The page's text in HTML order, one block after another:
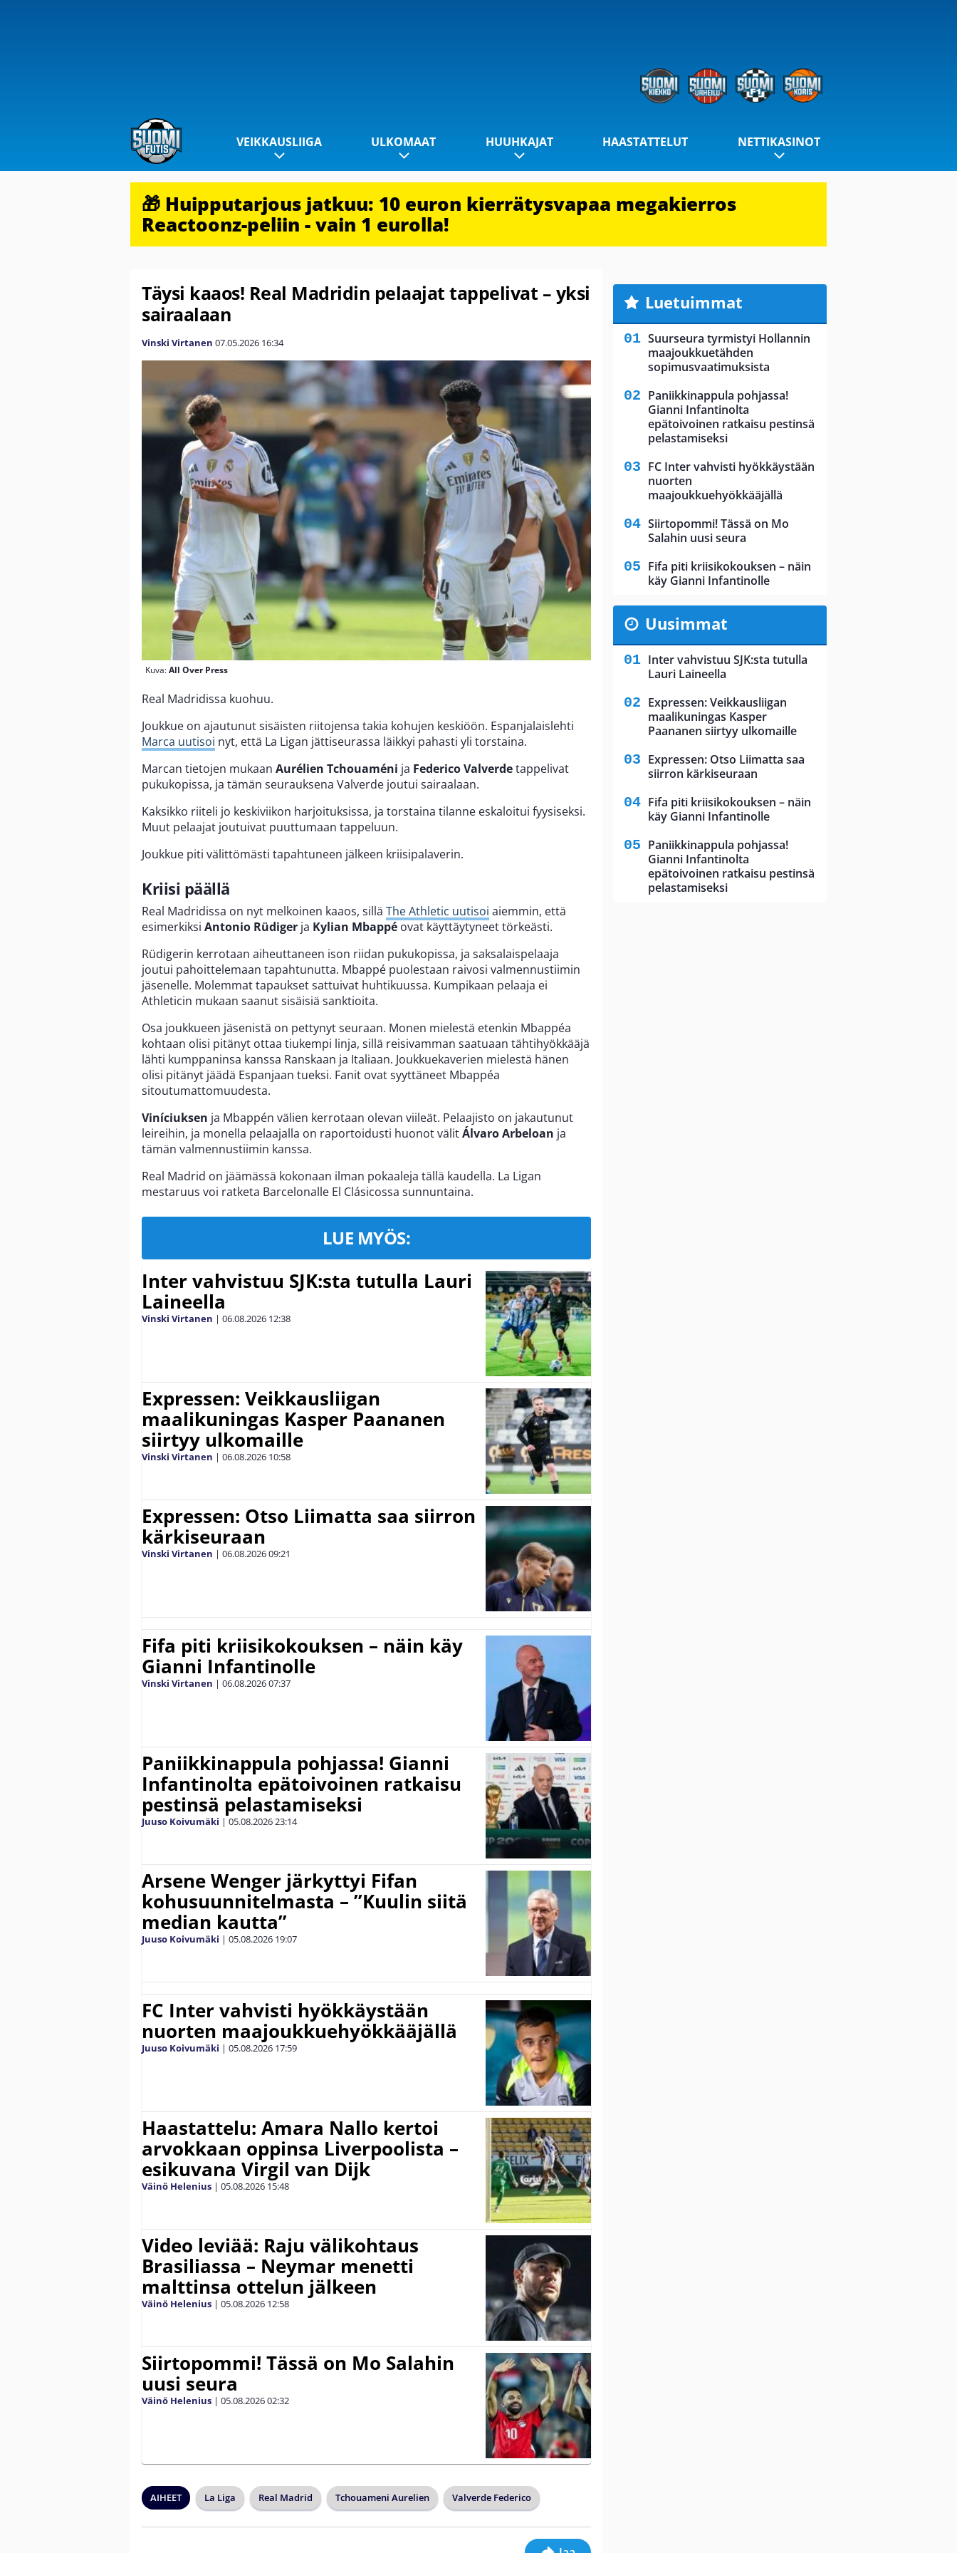
VEIKKAUSLIIGA ULKOMAAT HUUHKAJAT HAASTATTELUT NETTIKASINOT
🎁 Huipputarjous jatkuu: 10 euron kierrätysvapaa megakierros
Reactoonz-peliin - vain 1 eurolla!
Täysi kaaos! Real Madridin pelaajat tappelivat – yksi
sairaalaan
Vinski Virtanen 07.05.2026 16:34
Kuva:All Over Press
Real Madridissa kuohuu.
Joukkue on ajautunut sisäisten riitojensa takia kohujen keskiöön. Espanjalaislehti
Marca uutisoi nyt, että La Ligan jättiseurassa läikkyi pahasti yli torstaina.
Marcan tietojen mukaan Aurélien Tchouaméni ja Federico Valverdetappelivat
pukukopissa, ja tämän seurauksena Valverde joutui sairaalaan.
Kaksikko riiteli jo keskiviikon harjoituksissa, ja torstaina tilanne eskaloitui fyysiseksi.
Muut pelaajat joutuivat puuttumaan tappeluun.
Joukkue piti välittömästi tapahtuneen jälkeen kriisipalaverin.
Kriisi päällä
Real Madridissa on nyt melkoinen kaaos, sillä The Athletic uutisoi aiemmin, että
esimerkiksi Antonio Rüdiger ja Kylian Mbappé ovat käyttäytyneet törkeästi.
Rüdigerin kerrotaan aiheuttaneen ison riidan pukukopissa, ja saksalaispelaaja
joutui pahoittelemaan tapahtunutta. Mbappé puolestaan raivosi valmennustiimin
jäsenelle. Molemmat tapaukset sattuivat huhtikuussa. Kumpikaan pelaaja ei
Athleticin mukaan saanut sisäisiä sanktioita.
Osa joukkueen jäsenistä on pettynyt seuraan. Monen mielestä etenkin Mbappéa
kohtaan olisi pitänyt ottaa tiukempi linja, sillä reisivamman saatuaan tähtihyökkääjä
lähti kumppaninsa kanssa Ranskaan ja Italiaan. Joukkuekaverien mielestä hänen
olisi pitänyt jäädä Espanjaan tueksi. Fanit ovat syyttäneet Mbappéa
sitoutumattomuudesta.
Viníciuksen ja Mbappén välien kerrotaan olevan viileät. Pelaajisto on jakautunut
leireihin, ja monella pelaajalla on raportoidusti huonot välitÁlvaro Arbeloan ja
tämän valmennustiimin kanssa.
Real Madrid on jäämässä kokonaan ilman pokaaleja tällä kaudella. La Ligan
mestaruus voi ratketa Barcelonalle El Clásicossa sunnuntaina.
LUE MYÖS:
Inter vahvistuu SJK:sta tutulla Lauri
Laineella
Vinski Virtanen | 06.08.2026 12:38
Expressen: Veikkausliigan
maalikuningas Kasper Paananen
siirtyy ulkomaille
Vinski Virtanen | 06.08.2026 10:58
Expressen: Otso Liimatta saa siirron
kärkiseuraan
Vinski Virtanen | 06.08.202609:21
Fifa piti kriisikokouksen – näin käy
Gianni Infantinolle
Vinski Virtanen | 06.08.202607:37
Paniikkinappula pohjassa! Gianni
Infantinolta epätoivoinen ratkaisu
pestinsä pelastamiseksi
Juuso Koivumäki | 05.08.202623:14
Arsene Wenger järkyttyi Fifan
kohusuunnitelmasta – ”Kuulin siitä
median kautta”
Juuso Koivumäki | 05.08.2026 19:07
FC Inter vahvisti hyökkäystään
nuorten maajoukkuehyökkääjällä
Juuso Koivumäki | 05.08.2026 17:59
Haastattelu: Amara Nallo kertoi
arvokkaan oppinsa Liverpoolista –
esikuvana Virgil van Dijk
Väinö Helenius | 05.08.2026 15:48
Video leviää: Raju välikohtaus
Brasiliassa – Neymar menetti
malttinsa ottelun jälkeen
Väinö Helenius | 05.08.2026 12:58
Siirtopommi! Tässä on Mo Salahin
uusi seura
Väinö Helenius | 05.08.202602:32
AIHEET La Liga Real Madrid Tchouameni Aurelien Valverde Federico
Luetuimmat
Suurseura tyrmistyi Hollannin
maajoukkuetähden
sopimusvaatimuksista
Paniikkinappula pohjassa!
Gianni Infantinolta
epätoivoinen ratkaisu pestinsä
pelastamiseksi
FC Inter vahvisti hyökkäystään
nuorten
maajoukkuehyökkääjällä
Siirtopommi! Tässä on Mo
Salahin uusi seura
Fifa piti kriisikokouksen – näin
käy Gianni Infantinolle
Uusimmat
Inter vahvistuu SJK:sta tutulla
Lauri Laineella
Expressen: Veikkausliigan
maalikuningas Kasper
Paananen siirtyy ulkomaille
Expressen: Otso Liimatta saa
siirron kärkiseuraan
Fifa piti kriisikokouksen – näin
käy Gianni Infantinolle
Paniikkinappula pohjassa!
Gianni Infantinolta
epätoivoinen ratkaisu pestinsä
pelastamiseksi